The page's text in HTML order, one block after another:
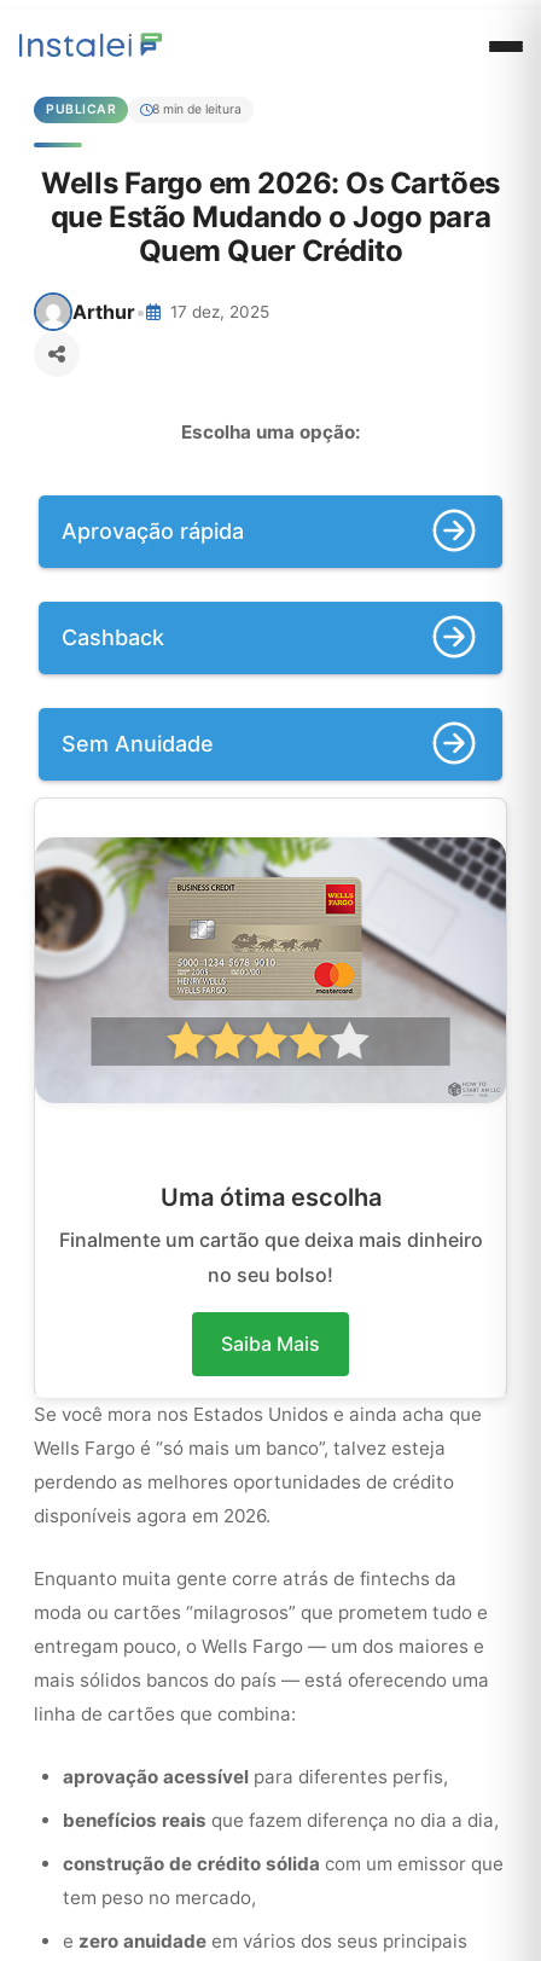
PUBLICAR 8 min de leitura
Wells Fargo em 2026: Os Cartões
que Estão Mudando o Jogo para
Quem Quer Crédito
Arthur• 17 dez, 2025
Escolha uma opção:
Aprovação rápida
Cashback
Sem Anuidade
Uma ótima escolha
Finalmente um cartão que deixa mais dinheiro
no seu bolso!
Saiba Mais
Se você mora nos Estados Unidos e ainda acha que
Wells Fargo é “só mais um banco”, talvez esteja
perdendo as melhores oportunidades de crédito
disponíveis agora em 2026.
Enquanto muita gente corre atrás de fintechs da
moda ou cartões “milagrosos” que prometem tudo e
entregam pouco, o Wells Fargo — um dos maiores e
mais sólidos bancos do país — está oferecendo uma
linha de cartões que combina:
aprovação acessível para diferentes perfis,
benefícios reais que fazem diferença no dia a dia,
construção de crédito sólida com um emissor que
tem peso no mercado,
e zero anuidade em vários dos seus principais